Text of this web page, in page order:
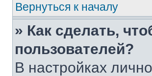
Вернуться к началу
» Как сделать,
пользователей?
В настройках